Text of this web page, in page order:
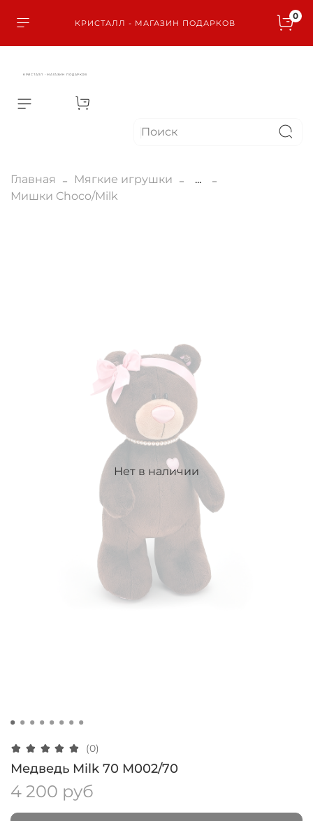
КРИСТАЛЛ - МАГАЗИН ПОДАРКОВ
0
КРИСТАЛЛ - МАГАЗИН ПОДАРКОВ
Главная Мягкие игрушки
...
Мишки Choco/Milk
Нет в наличии
(0)
Медведь Milk 70 M002/70
4 200 руб